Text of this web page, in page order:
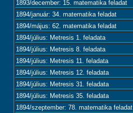
1893/december: 15. matematika feladat
1894/január: 34. matematika feladat
1894/május: 62. matematika feladat
1894/július: Metresis 1. feladata
1894/július: Metresis 8. feladata
1894/július: Metresis 11. feladata
1894/július: Metresis 12. feladata
1894/július: Metresis 31. feladata
1894/július: Metresis 35. feladata
1894/szeptember: 78. matematika feladat